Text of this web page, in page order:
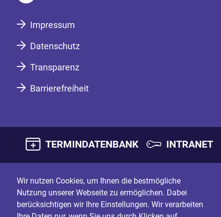
Impressum
Datenschutz
Transparenz
Barrierefreiheit
TERMINDATENBANK INTRANET
Wir nutzen Cookies, um Ihnen die bestmögliche
Nutzung unserer Webseite zu ermöglichen. Dabei
berücksichtigen wir Ihre Einstellungen. Wir verarbeiten